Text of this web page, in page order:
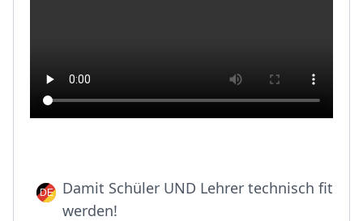
Damit Schüler UND Lehrer technisch fit
werden!